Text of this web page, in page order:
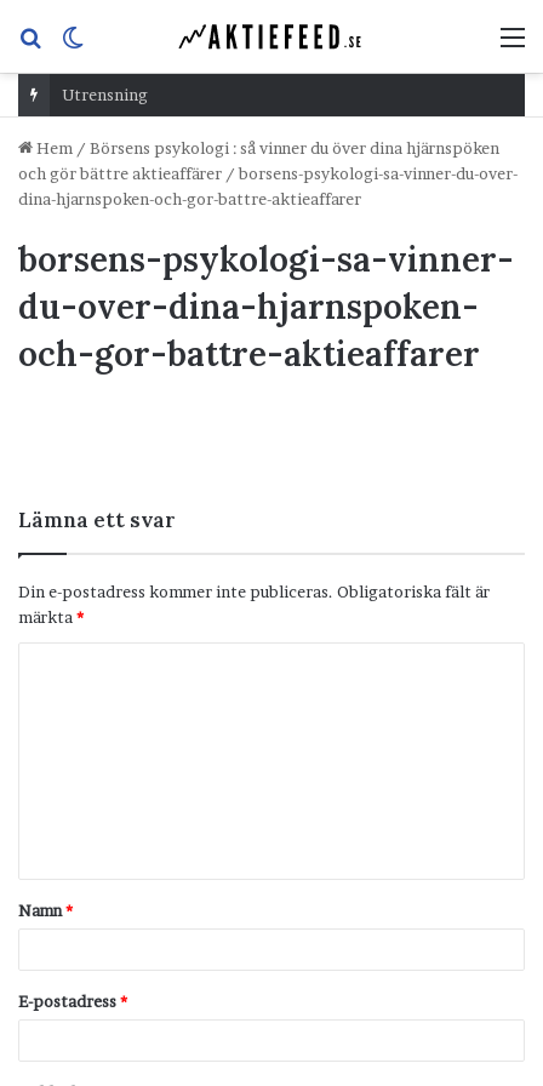
Sök
efterskin
Utrensning
Hem / Börsens psykologi : så vinner du över dina hjärnspöken
och gör bättre aktieaffärer / borsens-psykologi-sa-vinner-du-over-
dina-hjarnspoken-och-gor-battre-aktieaffarer
borsens-psykologi-sa-vinner-
du-over-dina-hjarnspoken-
och-gor-battre-aktieaffarer
Lämna ett svar
Din e-postadress kommer inte publiceras. Obligatoriska fält är
märkta *
t
a
Namn*
E-postadress*